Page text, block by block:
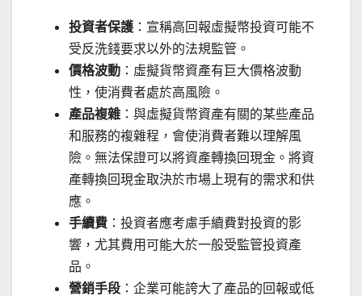
投資者保護 ：宣稱高回報虛擬幣投資可能不
受反洗錢要求以外的法規監管。
價格波動 ：虛擬貨幣資產有巨大價格波動
性，使消費者處於高風險。
產品複雜 ：與虛擬貨幣資產有關的某些產品
和服務的複雜程，會使消費者難以理解風
險。無法保證可以將資產轉換回現金。將資
產轉換回現金取決於市場上現有的需求和供
應。
手續費 ：投資者應考慮手續費對投資的影
響，尤其費用可能大於一般受監管投資產
品。
營銷手段 ：企業可能誇大了產品的回報或低